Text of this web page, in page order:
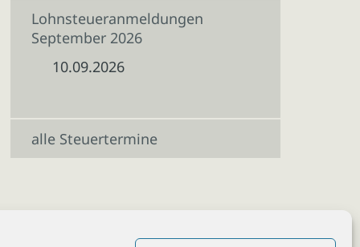
Lohnsteueranmeldungen
September 2026
10.09.2026
alle Steuertermine